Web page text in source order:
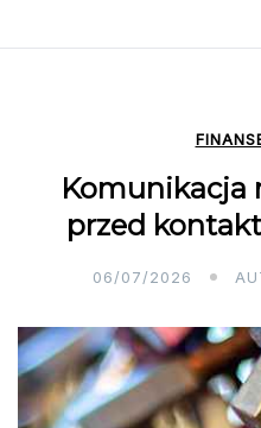
Komunikacja
przed
06/07/2026